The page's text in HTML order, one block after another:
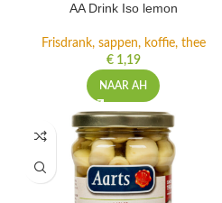
AA Drink Iso lemon
Frisdrank, sappen, koffie, thee
€1,19
NAAR AH